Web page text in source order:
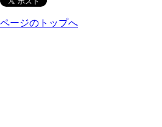
ページのトップへ